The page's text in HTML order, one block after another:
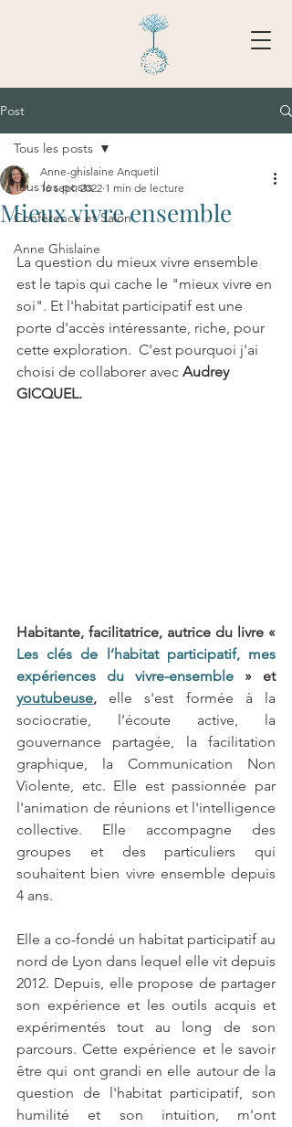
Post
Tous les posts
Conférence et Salon
Anne Ghislaine
Tous les posts
Mieux vivre ensemble
Anne-ghislaine Anquetil
16 sept. 2022 1 min de lecture
La question du mieux vivre ensemble
est le tapis qui cache le "mieux vivre en
soi". Et l'habitat participatif est une
porte d'accès intéressante, riche, pour
cette exploration.  C'est pourquoi j'ai
choisi de collaborer avec Audrey
GICQUEL.
Les clés de l’habitat participatif, mes
expériences du vivre-ensemble
» et
youtubeuse,
elle s'est formée à la
sociocratie, l’écoute active, la
gouvernance partagée, la facilitation
graphique, la Communication Non
Violente, etc. Elle est passionnée par
l'animation de réunions et l'intelligence
collective. Elle accompagne des
groupes et des particuliers qui
souhaitent bien vivre ensemble depuis
4 ans.
Elle a co-fondé un habitat participatif au
nord de Lyon dans lequel elle vit depuis
2012. Depuis, elle propose de partager
son expérience et les outils acquis et
expérimentés tout au long de son
parcours. Cette expérience et le savoir
être qui ont grandi en elle autour de la
question de l'habitat participatif, son
humilité et son intuition, m'ont